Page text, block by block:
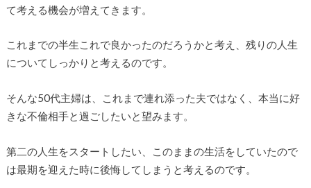
て考える機会が増えてきます。
これまでの半生これで良かったのだろうかと考え、残りの人生
についてしっかりと考えるのです。
そんな50代主婦は、これまで連れ添った夫ではなく、本当に好
きな不倫相手と過ごしたいと望みます。
第二の人生をスタートしたい、このままの生活をしていたので
は最期を迎えた時に後悔してしまうと考えるのです。